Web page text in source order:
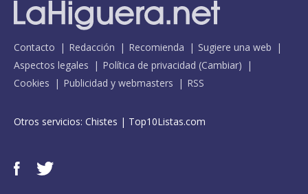
Contacto Redacción Recomienda
Sugiere una web
Aspectos legales
Política de privacidad (Cambiar)
Cookies
Publicidad y webmasters RSS
Otros servicios: Chistes | Top10Listas.com